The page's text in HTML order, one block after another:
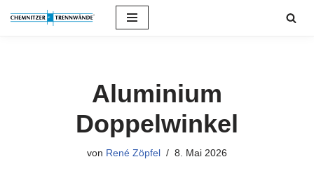
Aluminium
Doppelwinkel
von René Zöpfel 8. Mai 2026